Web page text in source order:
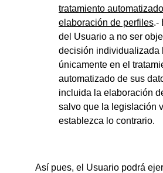
tratamiento
elaboración de perfiles.-
del Usuario a no ser
decisión individualizada
únicamente en el
automatizado de sus
incluida la elaboración
salvo que la legislación
establezca lo contrario.
Así pues, el Usuario podrá